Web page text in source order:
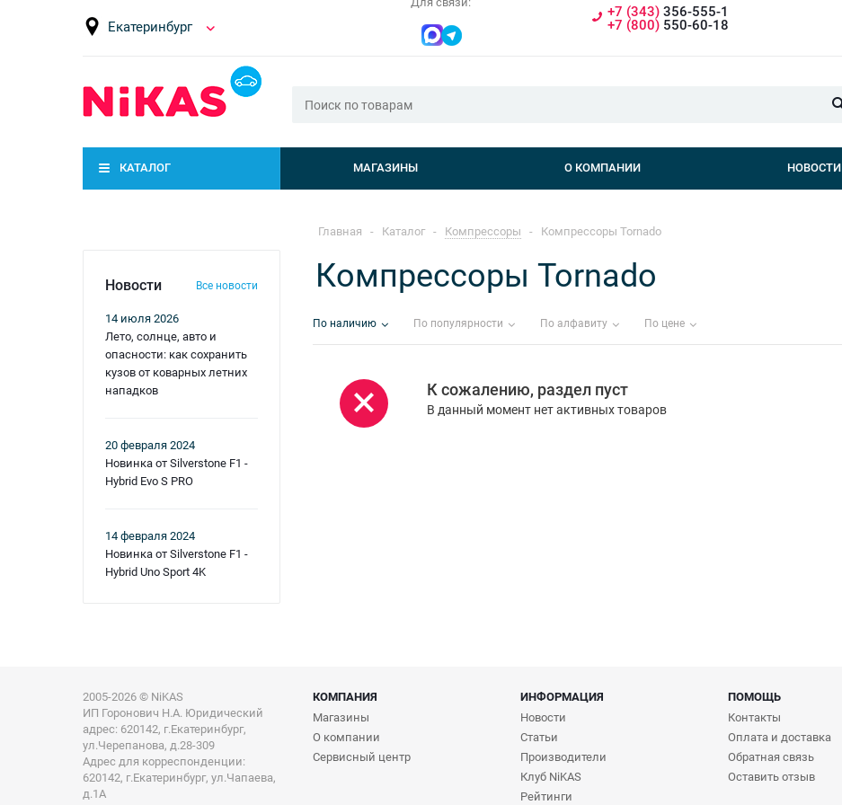
Екатеринбург
+7 (343) 356-555-1
+7 (800) 550-60-18
КАТАЛОГ МАГАЗИНЫ О КОМПАНИИ НОВОСТИ
Новости Все новости
14 июля 2026
Лето, солнце, авто и
опасности: как сохранить
кузов от коварных летних
нападков
20 февраля 2024
Новинка от Silverstone F1 -
Hybrid Evo S PRO
14 февраля 2024
Новинка от Silverstone F1 -
Hybrid Uno Sport 4K
Главная - Каталог - Компрессоры - Компрессоры Tornado
Компрессоры Tornado
По наличию По популярности По алфавиту По цене
К сожалению, раздел пуст
В данный момент нет активных товаров
2005-2026 © NiKAS
ИП Горонович Н.А. Юридический
адрес: 620142, г.Екатеринбург,
ул.Черепанова, д.28-309
Адрес для корреспонденции:
620142, г.Екатеринбург, ул.Чапаева,
д.1А
КОМПАНИЯ ИНФОРМАЦИЯ
ПОМОЩЬ
Магазины
О компании
Сервисный центр
Новости
Статьи
Производители
Клуб NiKAS
Рейтинги
Контакты
Оплата и доставка
Обратная связь
Оставить отзыв